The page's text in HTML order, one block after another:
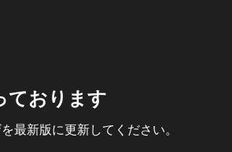
ております
最新版に更新してください。